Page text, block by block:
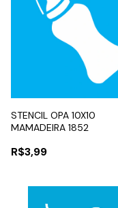
STENCIL OPA 10X10
MAMADEIRA 1852
R$3,99